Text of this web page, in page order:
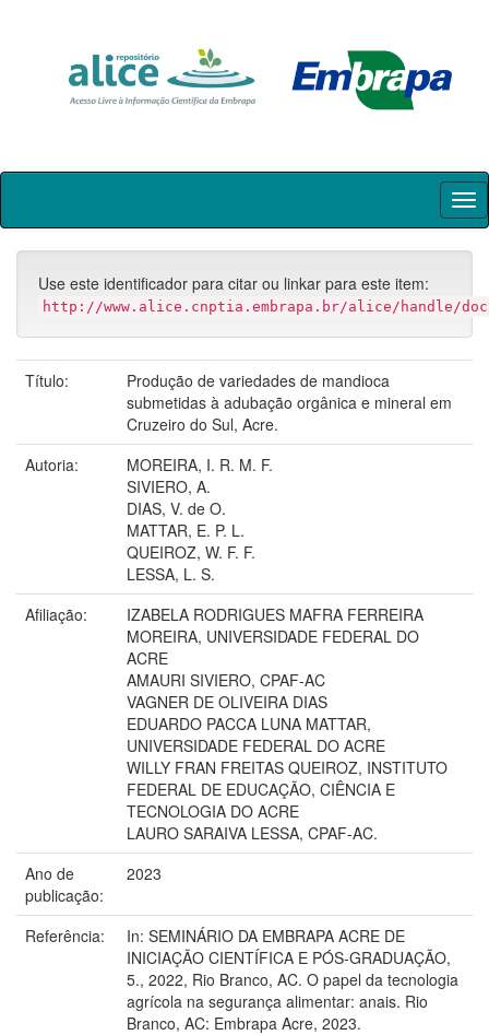
Skip
Use este identificador para citar ou linkar para este item:
http://www.alice.cnptia.embrapa.br/alice/handle/doc/
Título:
Produção de variedades de mandioca
submetidas à adubação orgânica e mineral em
Cruzeiro do Sul, Acre.
Autoria:
MOREIRA, I. R. M. F.
SIVIERO, A.
DIAS, V. de O.
MATTAR, E. P. L.
QUEIROZ, W. F. F.
LESSA, L. S.
Afiliação:
IZABELA RODRIGUES MAFRA FERREIRA
MOREIRA, UNIVERSIDADE FEDERAL DO
ACRE
AMAURI SIVIERO, CPAF-AC
VAGNER DE OLIVEIRA DIAS
EDUARDO PACCA LUNA MATTAR,
UNIVERSIDADE FEDERAL DO ACRE
WILLY FRAN FREITAS QUEIROZ, INSTITUTO
FEDERAL DE EDUCAÇÃO, CIÊNCIA E
TECNOLOGIA DO ACRE
LAURO SARAIVA LESSA, CPAF-AC.
Ano de
publicação:
2023
Referência:
In: SEMINÁRIO DA EMBRAPA ACRE DE
INICIAÇÃO CIENTÍFICA E PÓS-GRADUAÇÃO,
5., 2022, Rio Branco, AC. O papel da tecnologia
agrícola na segurança alimentar: anais. Rio
Branco, AC: Embrapa Acre, 2023.